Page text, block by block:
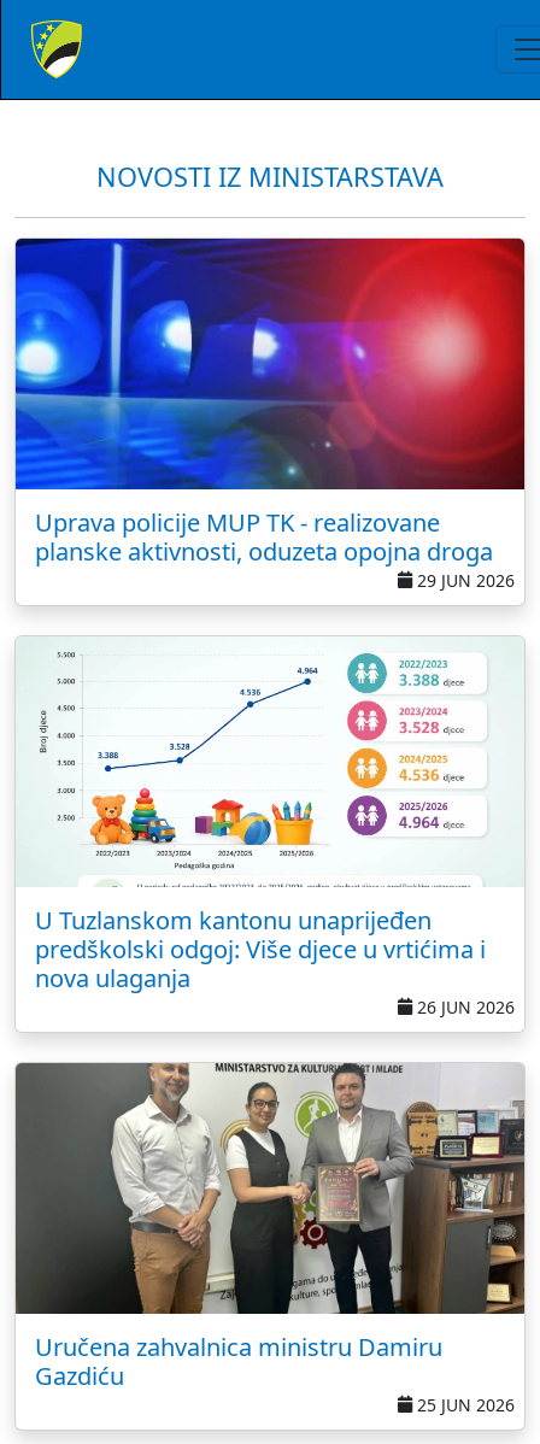
NOVOSTI IZ MINISTARSTAVA
Uprava policije MUP TK - realizovane
planske aktivnosti, oduzeta opojna droga
29 JUN 2026
U Tuzlanskom kantonu unaprijeđen
predškolski odgoj: Više djece u vrtićima i
nova ulaganja
26 JUN 2026
Uručena zahvalnica ministru Damiru
Gazdiću
25 JUN 2026